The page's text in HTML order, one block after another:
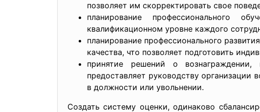
позволяет им скорректировать свое
планирование профессионального
квалификационном уровне каждого
планирование профессионального
качества, что позволяет подготовить
принятие решений о вознаграждении,
предоставляет руководству
в должности или увольнении.
Создать систему оценки, одинаково